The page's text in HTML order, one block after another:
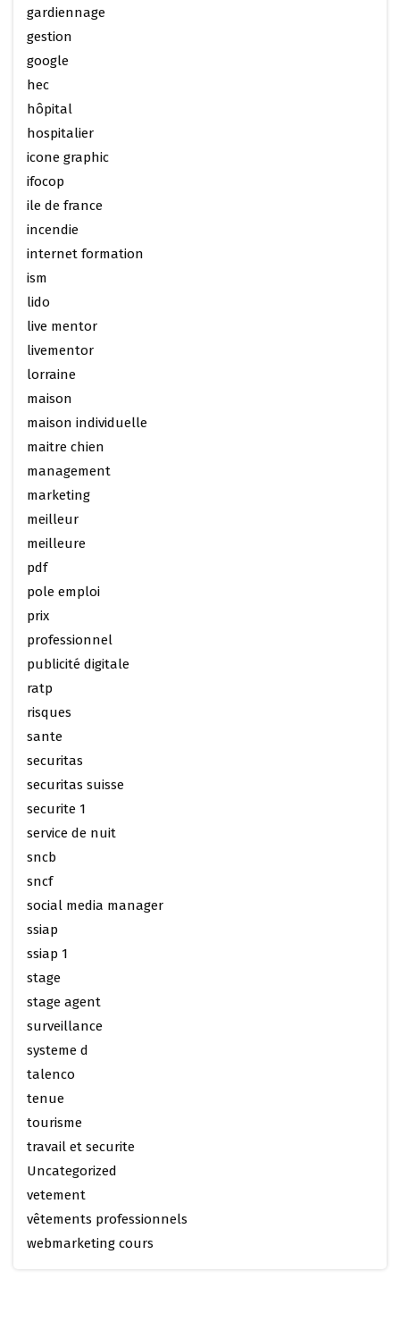
gardiennage
gestion
google
hec
hôpital
hospitalier
icone graphic
ifocop
ile de france
incendie
internet formation
ism
lido
live mentor
livementor
lorraine
maison
maison individuelle
maitre chien
management
marketing
meilleur
meilleure
pdf
pole emploi
prix
professionnel
publicité digitale
ratp
risques
sante
securitas
securitas suisse
securite 1
service de nuit
sncb
sncf
social media manager
ssiap
ssiap 1
stage
stage agent
surveillance
systeme d
talenco
tenue
tourisme
travail et securite
Uncategorized
vetement
vêtements professionnels
webmarketing cours